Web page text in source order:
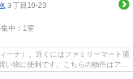
３丁目10-23
中： 1室
ーナ）。近くにはファミリーマート清
物に便利です。こちらの物件はアパ